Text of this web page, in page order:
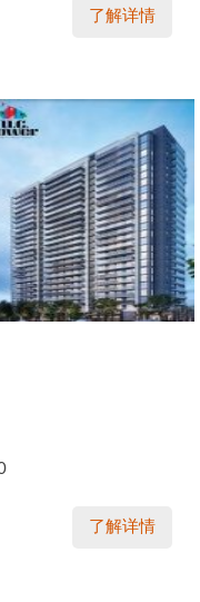
了解详情
了解详情